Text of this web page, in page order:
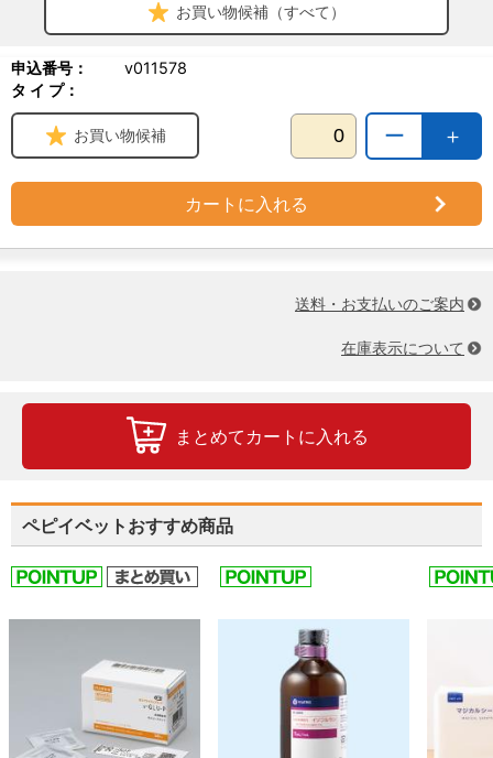
お買い物候補（すべて）
申込番号：
v011578
タ イ プ：
＋
ー
お買い物候補
カートに入れる
送料・お支払いのご案内
在庫表示について
まとめてカートに入れる
ペピイベットおすすめ商品